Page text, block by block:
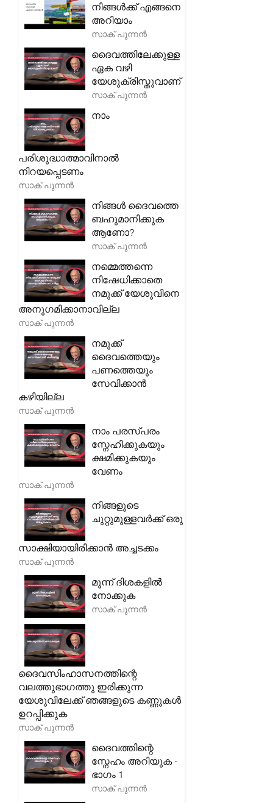
നിങ്ങൾക്ക് എങ്ങനെ
അറിയാം
സാക് പുന്നൻ
ദൈവത്തിലേക്കുള്ള
ഏക വഴി
യേശുക്രിസ്തുവാണ്
സാക് പുന്നൻ
നാം
പരിശുദ്ധാത്മാവിനാൽ
നിറയപ്പെടണം
സാക് പുന്നൻ
നിങ്ങൾ ദൈവത്തെ
ബഹുമാനിക്കുക
ആണോ?
സാക് പുന്നൻ
നമ്മെത്തന്നെ
നിഷേധിക്കാതെ
നമുക്ക് യേശുവിനെ
അനുഗമിക്കാനാവില്ല
സാക് പുന്നൻ
നമുക്ക്
ദൈവത്തെയും
പണത്തെയും
സേവിക്കാൻ
കഴിയില്ല
സാക് പുന്നൻ
നാം പരസ്പരം
സ്നേഹിക്കുകയും
ക്ഷമിക്കുകയും
വേണം
സാക് പുന്നൻ
നിങ്ങളുടെ
ചുറ്റുമുള്ളവർക്ക് ഒരു
സാക്ഷിയായിരിക്കാൻ അച്ചടക്കം
സാക് പുന്നൻ
മൂന്ന് ദിശകളിൽ
നോക്കുക
സാക് പുന്നൻ
ദൈവസിംഹാസനത്തിന്റെ
വലത്തുഭാഗത്തു ഇരിക്കുന്ന
യേശുവിലേക്ക് ഞങ്ങളുടെ കണ്ണുകൾ
ഉറപ്പിക്കുക
സാക് പുന്നൻ
ദൈവത്തിന്റെ
സ്നേഹം അറിയുക -
ഭാഗം 1
സാക് പുന്നൻ